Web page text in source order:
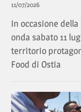
11/07/2026
In occasione
onda sabato 11
territorio
Food di Ostia